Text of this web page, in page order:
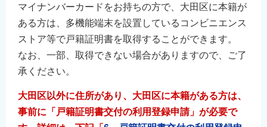
マイナンバーカードをお持ちの方で、大田区に本籍が
ある方は、多機能端末を設置しているコンビニエンス
ストア等で戸籍証明書を取得することができます。
なお、一部、取得できない場合がありますので、ご了
承ください。
大田区以外に住所があり、大田区に本籍がある方は、
事前に「戸籍証明書交付の利用登録申請」が必要で